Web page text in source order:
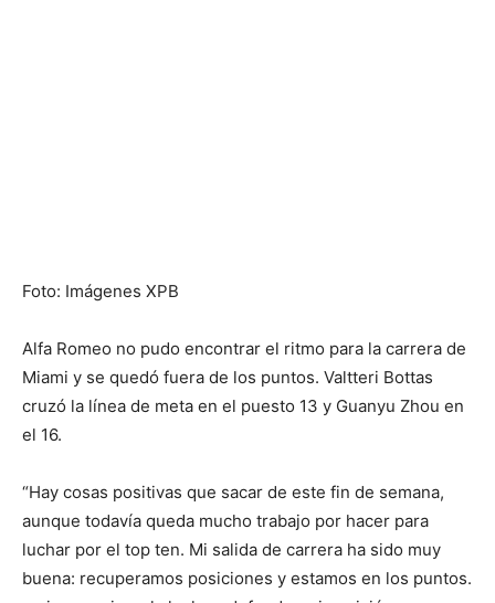
Foto: Imágenes XPB
Alfa Romeo no pudo encontrar el ritmo para la carrera de
Miami y se quedó fuera de los puntos. Valtteri Bottas
cruzó la línea de meta en el puesto 13 y Guanyu Zhou en
el 16.
“Hay cosas positivas que sacar de este fin de semana,
aunque todavía queda mucho trabajo por hacer para
luchar por el top ten. Mi salida de carrera ha sido muy
buena: recuperamos posiciones y estamos en los puntos.